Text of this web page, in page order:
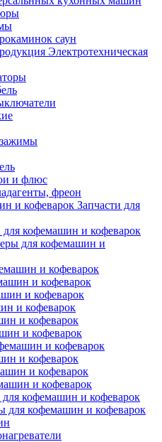
саун
Электротехническая
и флюс
фреон
Запчасти для
кофемашин и кофеварок
для кофемашин и
и кофеварок
и кофеварок
и кофеварок
и кофеварок
и кофеварок
и кофеварок
и кофеварок
и кофеварок
и кофеварок
и кофеварок
для кофемашин и кофеварок
для кофемашин и кофеварок